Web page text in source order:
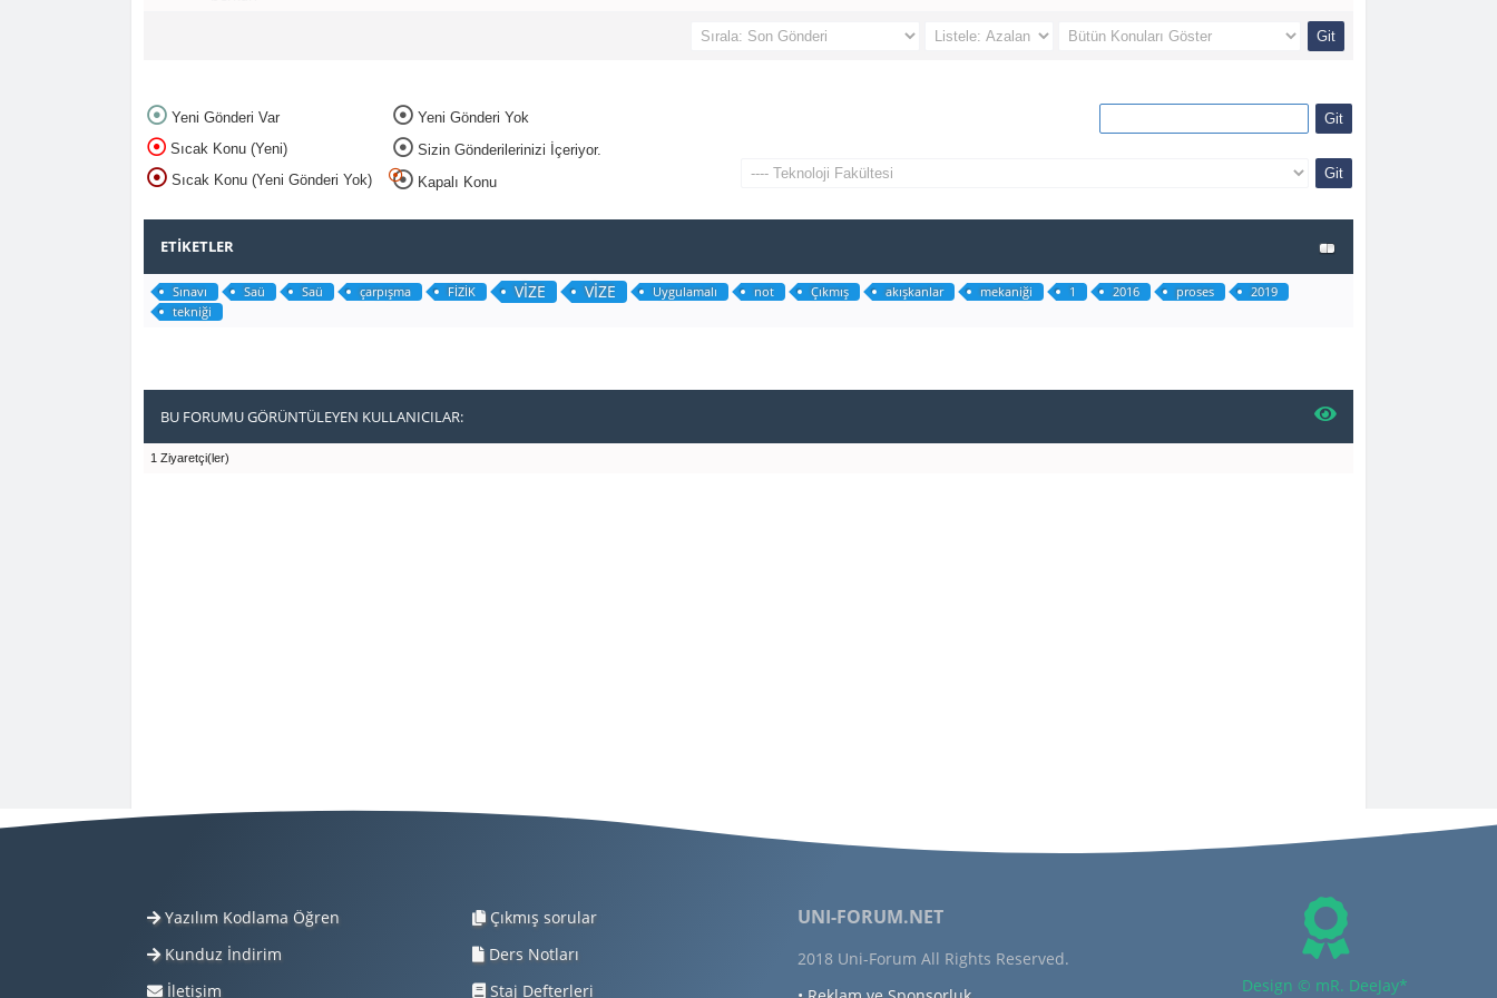
Yeni Gönderi Var
Sıcak Konu (Yeni)
Sıcak Konu (Yeni Gönderi Yok)
Yeni Gönderi Yok
Sizin Gönderilerinizi İçeriyor.
Kapalı Konu
ETIKETLER
Sınavı Saü Saü çarpışma FİZİK VİZE VİZE Uygulamalı not Çıkmış akışkanlar mekaniği 1 2016 proses
2019
tekniği
BU FORUMU GÖRÜNTÜLEYEN KULLANICILAR:
1 Ziyaretçi(ler)
Yazılım Kodlama Öğren
Kunduz İndirim
İletişim
Çıkmış sorular
Ders Notları
Staj Defterleri
Design © mR. DeeJay*
UNI-FORUM.NET
2018 Uni-Forum All Rights Reserved.